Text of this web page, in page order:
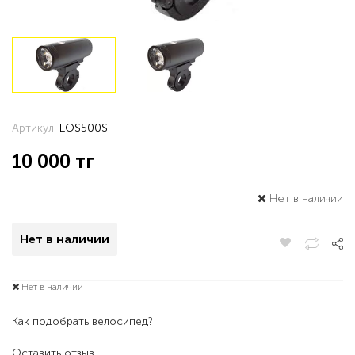
Артикул: EOS500S
10 000 тг
Нет в наличии
Нет в наличии
Нет в наличии
Как подобрать велосипед?